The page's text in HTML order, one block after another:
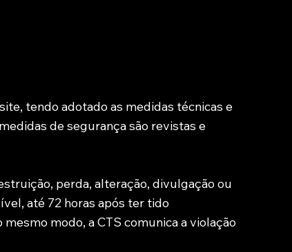
tendo adotado as medidas técnicas e
de segurança são revistas e
perda, alteração, divulgação ou
até 72 horas após ter tido
modo, a CTS comunica a violação